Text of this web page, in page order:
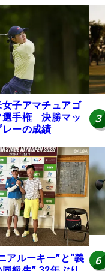
女子アマチュアゴ
選手権 決勝マッ
ーの成績
3
アルーキー”と“義
6